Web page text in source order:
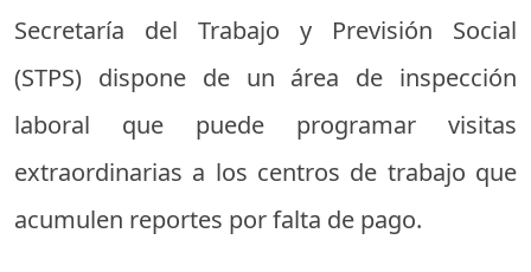
Secretaría del Trabajo y Previsión Social
(STPS) dispone de un área de inspección
laboral que puede programar visitas
extraordinarias a los centros de trabajo que
acumulen reportes por falta de pago.